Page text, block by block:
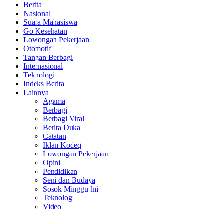
Berita
Nasional
Suara Mahasiswa
Go Kesehatan
Lowongan Pekerjaan
Otomotif
Tangan Berbagi
Internasional
Teknologi
Indeks Berita
Lainnya
Agama
Berbagi
Berbagi Viral
Berita Duka
Catatan
Iklan Kodeq
Lowongan Pekerjaan
Opini
Pendidikan
Seni dan Budaya
Sosok Minggu Ini
Teknologi
Video